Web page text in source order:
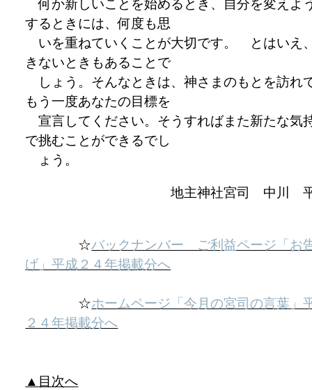
何か新しいことを始めるとき、自分を変えよ
するときには、何度も思
いを重ねていくことが大切です。 とはいえ
きないときもあることで
しょう。そんなときは、神さまのもとを訪れ
もう一度あなたの目標を
宣言してください。そうすればまた新たな気
で挑むことができるでし
ょう。
地主神社宮司 中川
☆バックナンバー ご利益ページ「お
げ」平成２４年掲載分へ
☆ホームページ「今月の宮司の言葉」
２４年掲載分へ
▲目次へ